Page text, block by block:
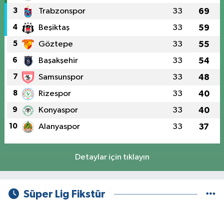
3 Trabzonspor 33 69
4 Beşiktaş 33 59
5 Göztepe 33 55
6 Başakşehir 33 54
7 Samsunspor 33 48
8 Rizespor 33 40
9 Konyaspor 33 40
10 Alanyaspor 33 37
Detaylar için tıklayın
Süper Lig Fikstür